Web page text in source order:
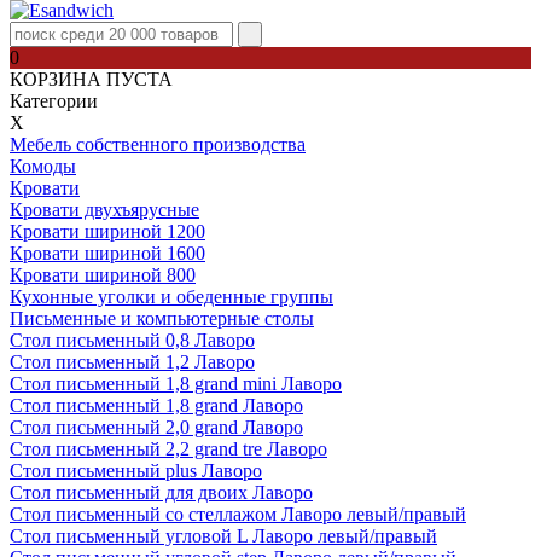
0
КОРЗИНА ПУСТА
Категории
Х
Мебель собственного производства
Комоды
Кровати
Кровати двухъярусные
Кровати шириной 1200
Кровати шириной 1600
Кровати шириной 800
Кухонные уголки и обеденные группы
Письменные и компьютерные столы
Стол письменный 0,8 Лаворо
Стол письменный 1,2 Лаворо
Стол письменный 1,8 grand mini Лаворо
Стол письменный 1,8 grand Лаворо
Стол письменный 2,0 grand Лаворо
Стол письменный 2,2 grand tre Лаворо
Стол письменный plus Лаворо
Стол письменный для двоих Лаворо
Стол письменный со стеллажом Лаворо левый/правый
Стол письменный угловой L Лаворо левый/правый